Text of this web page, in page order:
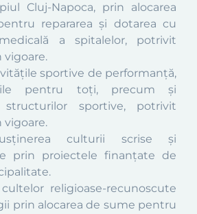
Cluj-Napoca, prin alocarea
repararea și dotarea cu
a spitalelor, potrivit
vigoare.
sportive de performanță,
pentru toți, precum și
structurilor sportive, potrivit
vigoare.
culturii scrise şi
prin proiectele finanțate de
religioase-recunoscute
prin alocarea de sume pentru